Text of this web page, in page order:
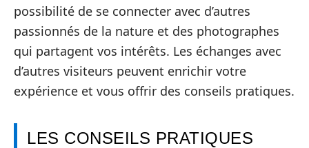
possibilité de se connecter avec d’autres
passionnés de la nature et des photographes
qui partagent vos intérêts. Les échanges avec
d’autres visiteurs peuvent enrichir votre
expérience et vous offrir des conseils pratiques.
LES CONSEILS PRATIQUES